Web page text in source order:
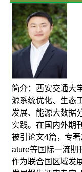
简介：西安交通大
源系统优化、生态
发展、能源大数据
实践。在国内外期
被引论文4篇，专
ature等国际一流期
作为联合国区域发